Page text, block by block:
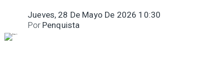
Jueves, 28 De Mayo De 2026 10:30
Penquista
Por